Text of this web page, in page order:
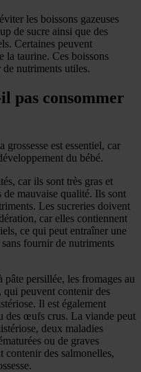
les boissons gazeuses
de sucre ainsi que des
Certaines peuvent
la taurine. Ces boissons
nutriments utiles.
pas consommer
est essentiel, car
du bébé.
car ils sont très gras et
de mauvaise qualité. Ils sont
Les sucreries doivent
car elles contiennent
ce qui peut entraîner une
fournir de nutriments
persillée, les fromages au
qui peuvent contenir des
Il est également
des œufs crus. La viande peut
deux maladies
ou de graves
des salmonelles,